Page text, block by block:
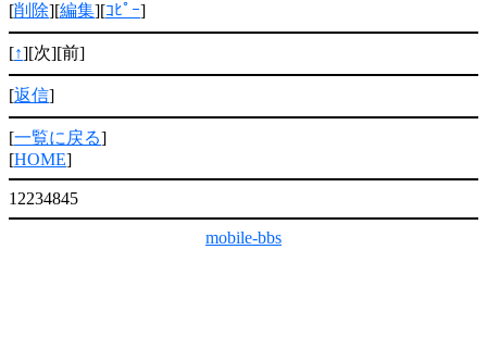
[削除][編集][ｺﾋﾟｰ]
[↑][次][前]
[返信]
[一覧に戻る]
[HOME]
12234845
mobile-bbs